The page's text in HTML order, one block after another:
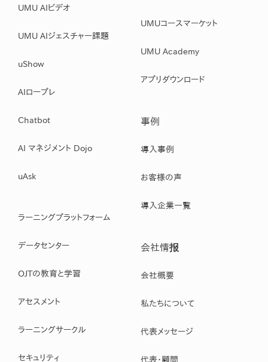
UMU AIビデオ
UMU AIジェスチャー課題
uShow
AIロープレ
Chatbot
AI マネジメント Dojo
uAsk
ラーニングプラットフォーム
データセンター
OJTの教育と学習
アセスメント
ラーニングサークル
セキュリティ
UMUコースマーケット
UMU Academy
アプリダウンロード
事例
導入事例
お客様の声
導入企業一覧
会社情报
会社概要
私たちについて
代表メッセージ
代表・顧問